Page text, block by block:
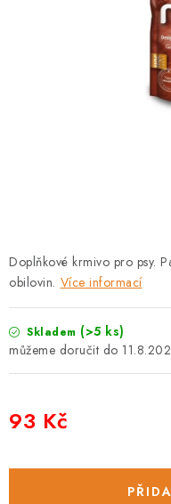
Zásady použivání souboru
Doplňkové krmivo pro psy.
obilovin. Více informací
Skladem (>5 ks)
93 Kč